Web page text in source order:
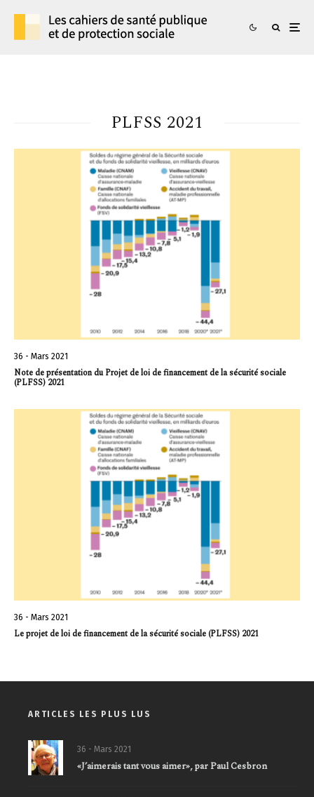
PLFSS 2021
36 - Mars 2021
Note de présentation du Projet de loi de financement de la sécurité sociale
(PLFSS) 2021
36 - Mars 2021
Le projet de loi de financement de la sécurité sociale (PLFSS) 2021
ARTICLES LES PLUS LUS
36 - Mars 2021
«J’aimerais tant vous aimer», par Paul Cesbron